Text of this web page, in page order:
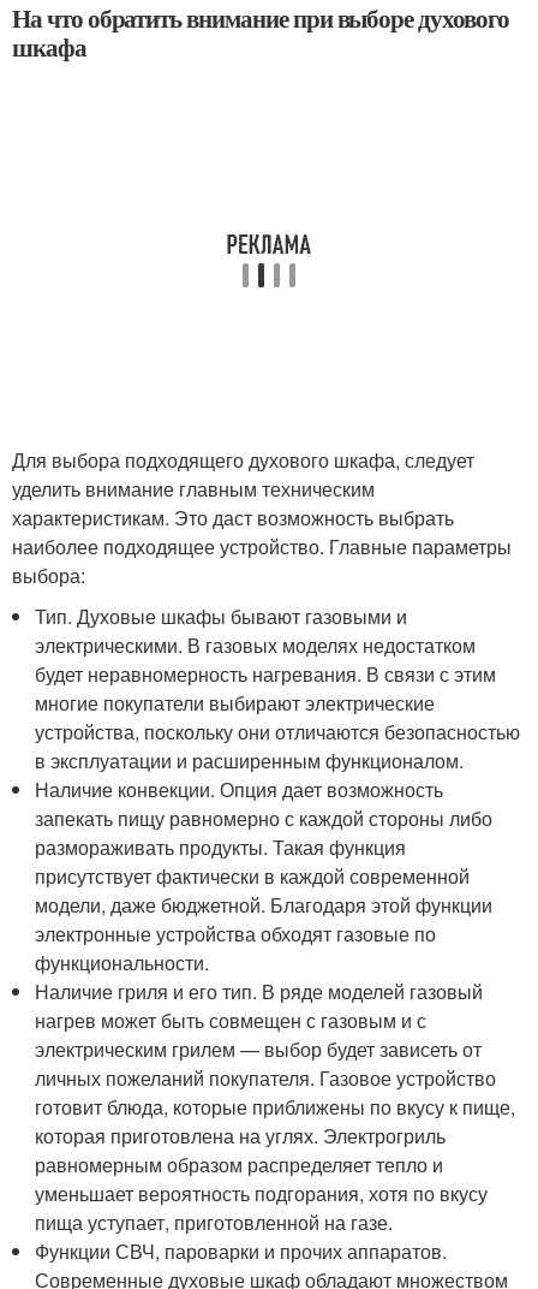
На что обратить внимание при выборе духового
шкафа
Для выбора подходящего духового шкафа, следует
уделить внимание главным техническим
характеристикам. Это даст возможность выбрать
наиболее подходящее устройство. Главные параметры
выбора:
Тип. Духовые шкафы бывают газовыми и
электрическими. В газовых моделях недостатком
будет неравномерность нагревания. В связи с этим
многие покупатели выбирают электрические
устройства, поскольку они отличаются безопасностью
в эксплуатации и расширенным функционалом.
Наличие конвекции. Опция дает возможность
запекать пищу равномерно с каждой стороны либо
размораживать продукты. Такая функция
присутствует фактически в каждой современной
модели, даже бюджетной. Благодаря этой функции
электронные устройства обходят газовые по
функциональности.
Наличие гриля и его тип. В ряде моделей газовый
нагрев может быть совмещен с газовым и с
электрическим грилем — выбор будет зависеть от
личных пожеланий покупателя. Газовое устройство
готовит блюда, которые приближены по вкусу к пище,
которая приготовлена на углях. Электрогриль
равномерным образом распределяет тепло и
уменьшает вероятность подгорания, хотя по вкусу
пища уступает, приготовленной на газе.
Функции СВЧ, пароварки и прочих аппаратов.
Современные духовые шкаф обладают множеством